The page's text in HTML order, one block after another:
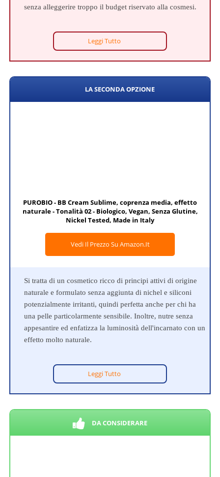
senza alleggerire troppo il budget riservato alla cosmesi.
Leggi Tutto
LA SECONDA OPZIONE
PUROBIO - BB Cream Sublime, coprenza media, effetto
naturale - Tonalità 02 - Biologico, Vegan, Senza Glutine,
Nickel Tested, Made in Italy
Vedi Il Prezzo Su Amazon.it
Si tratta di un cosmetico ricco di principi attivi di origine
naturale e formulato senza aggiunta di nichel e siliconi
potenzialmente irritanti, quindi perfetta anche per chi ha
una pelle particolarmente sensibile. Inoltre, nutre senza
appesantire ed enfatizza la luminosità dell'incarnato con un
effetto molto naturale.
Leggi Tutto
DA CONSIDERARE